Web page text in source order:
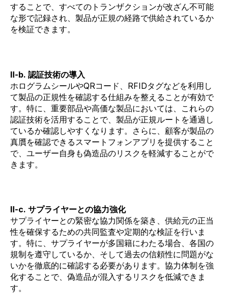
することで、すべてのトランザクションが改ざん不可能
な形で記録され、製品が正規の経路で供給されているか
を検証できます。
Ⅱ-b. 認証技術の導入
ホログラムシールやQRコード、RFIDタグなどを利用し
て製品の正規性を確認する仕組みを整えることが有効で
す。特に、重要部品や高価な製品においては、これらの
認証技術を活用することで、製品が正規ルートを通過し
ているか確認しやすくなります。さらに、顧客が製品の
真贋を確認できるスマートフォンアプリを提供すること
で、ユーザー自身も偽造品のリスクを軽減することがで
きます。
Ⅱ-c. サプライヤーとの協力強化
サプライヤーとの緊密な協力関係を築き、供給元の正当
性を確保するための共同監査や定期的な検証を行いま
す。特に、サプライヤーが多国籍にわたる場合、各国の
規制を遵守しているか、そして過去の信頼性に問題がな
いかを徹底的に確認する必要があります。協力体制を強
化することで、偽造品が混入するリスクを低減できま
す。